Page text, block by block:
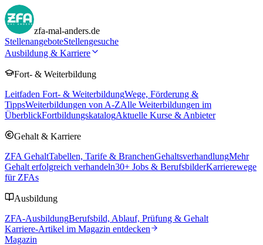
zfa-mal-anders.de
StellenangeboteStellengesuche
Ausbildung & Karriere
Fort- & Weiterbildung
Leitfaden Fort- & WeiterbildungWege, Förderung &
TippsWeiterbildungen von A-ZAlle Weiterbildungen im
ÜberblickFortbildungskatalogAktuelle Kurse & Anbieter
Gehalt & Karriere
ZFA GehaltTabellen, Tarife & BranchenGehaltsverhandlungMehr
Gehalt erfolgreich verhandeln30+ Jobs & BerufsbilderKarrierewege
für ZFAs
Ausbildung
ZFA-AusbildungBerufsbild, Ablauf, Prüfung & Gehalt
Karriere-Artikel im Magazin entdecken
Magazin